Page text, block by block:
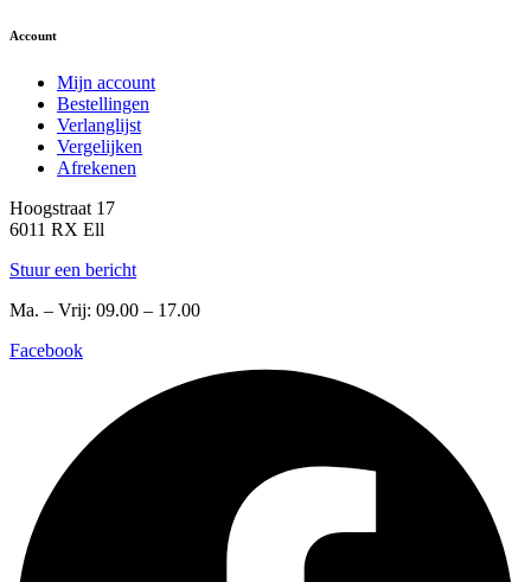
Account
Mijn account
Bestellingen
Verlanglijst
Vergelijken
Afrekenen
Hoogstraat 17
6011 RX Ell
Stuur een bericht
Ma. – Vrij: 09.00 – 17.00
Facebook